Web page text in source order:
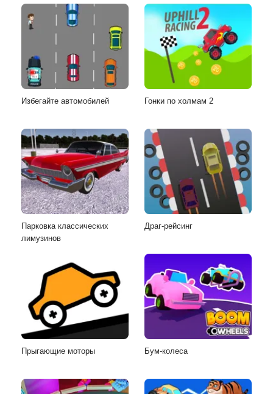
Избегайте автомобилей Гонки по холмам 2
Парковка классических
лимузинов
Драг-рейсинг
Прыгающие моторы Бум-колеса